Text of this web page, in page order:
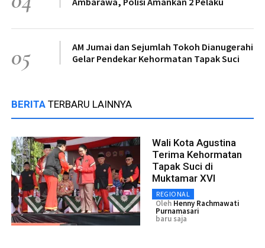
05
AM Jumai dan Sejumlah Tokoh Dianugerahi
Gelar Pendekar Kehormatan Tapak Suci
BERITA TERBARU LAINNYA
Wali Kota Agustina
Terima Kehormatan
Tapak Suci di
Muktamar XVI
REGIONAL
Oleh Henny Rachmawati
Purnamasari
baru saja